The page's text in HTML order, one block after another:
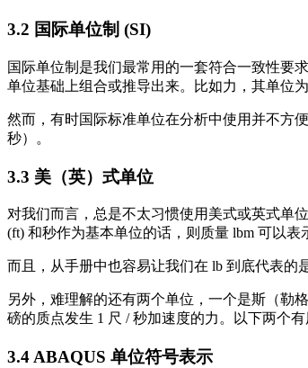
3.2 国际单位制 (SI)
国际单位制是我们最常用的一套符合一致性要
单位基础上组合或推导出来。比如力，其单位为
然而，有时国际标准单位在分析中使用并不方
秒）。
3.3 美（英）式单位
对我们而言，总是不太习惯使用美式或英式单
(ft) 和秒作为基本单位的话，则质量 lbm 可以表
而且，从手册中也容易让我们在 lb 到底代表的
另外，难理解的还有两个单位，一个是斯（勒
磅的质点发生 1 尺 / 秒加速度的力。以下两个有
3.4 ABAQUS 单位符号表示